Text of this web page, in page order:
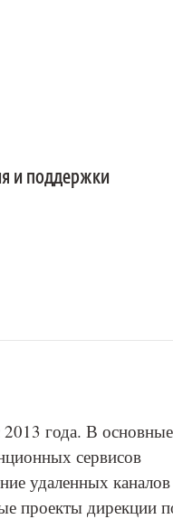
и поддержки
года. В
сервисов
удаленных каналов
проекты дирекции